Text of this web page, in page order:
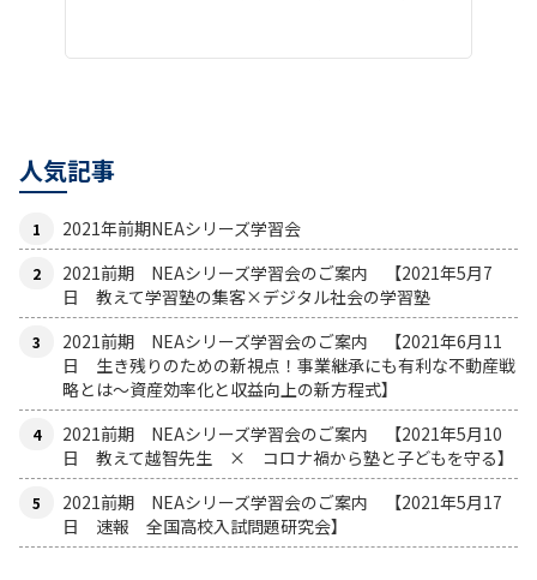
人気記事
2021年前期NEAシリーズ学習会
2021前期 NEAシリーズ学習会のご案内 【2021年5月7
日 教えて学習塾の集客×デジタル社会の学習塾
2021前期 NEAシリーズ学習会のご案内 【2021年6月11
日 生き残りのための新視点！事業継承にも有利な不動産戦
略とは〜資産効率化と収益向上の新方程式】
2021前期 NEAシリーズ学習会のご案内 【2021年5月10
日 教えて越智先生 × コロナ禍から塾と子どもを守る】
2021前期 NEAシリーズ学習会のご案内 【2021年5月17
日 速報 全国高校入試問題研究会】